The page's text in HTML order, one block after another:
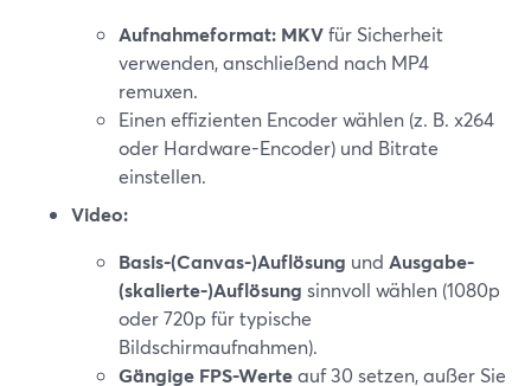
Aufnahmeformat: MKVfür Sicherheit
verwenden, anschließend nach MP4
remuxen.
Einen effizienten Encoder wählen (z. B. x264
oder Hardware-Encoder) und Bitrate
einstellen.
Video:
Basis-(Canvas-)Auflösung und Ausgabe-
(skalierte-)Auflösung sinnvoll wählen (1080p
oder 720p für typische
Bildschirmaufnahmen).
Gängige FPS-Werteauf 30 setzen, außer Sie